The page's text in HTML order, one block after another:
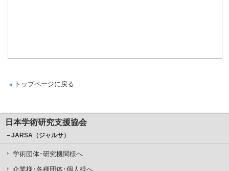
トップページに戻る
日本学術研究支援協会
－JARSA（ジャルサ）
学術団体･研究機関様へ
企業様･各種団体･個人様へ